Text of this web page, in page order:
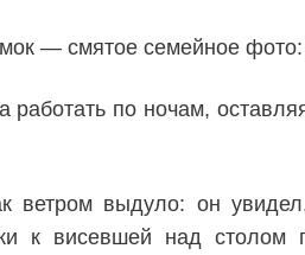
— смятое семейное
по ночам,
выдуло: он
к висевшей над столом